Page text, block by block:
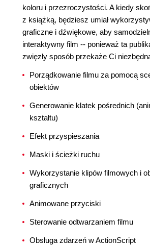
koloru i przezroczystości. A kiedy
z książką, będziesz umiał
graficzne i dźwiękowe, aby
interaktywny film -- ponieważ ta
zwięzły sposób przekaże Ci
Porządkowanie filmu za pomocą
obiektów
Generowanie klatek pośrednich
kształtu)
Efekt przyspieszania
Maski i ścieżki ruchu
Wykorzystanie klipów filmowych i
graficznych
Animowane przyciski
Sterowanie odtwarzaniem filmu
Obsługa zdarzeń w ActionScript